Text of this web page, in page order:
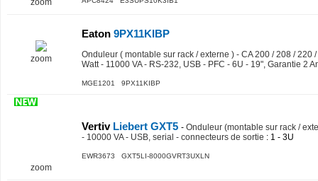
zoom
zoom
Eaton 9PX11KIBP
Onduleur ( montable sur rack / externe ) - CA 200 / 208 / 220
Watt - 11000 VA - RS-232, USB - PFC - 6U - 19", Garantie 2
MGE1201 9PX11KIBP
zoom
VertivLiebert GXT5 - Onduleur (montable sur rack /
- 10000 VA - USB, serial - connecteurs de sortie : 1 - 3U
EWR3673 GXT5LI-8000GVRT3UXLN